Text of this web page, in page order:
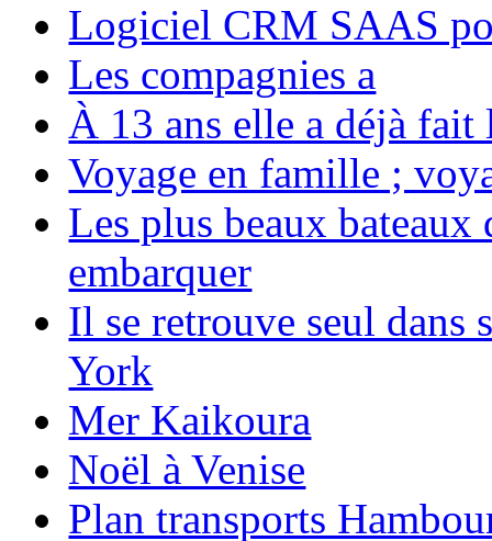
Logiciel CRM SAAS
Les compagnies a
À 13 ans elle a déjà
Voyage en famille ;
Les plus beaux bateaux
embarquer
Il se retrouve seul dans
York
Mer Kaikoura
Noël à Venise
Plan transports